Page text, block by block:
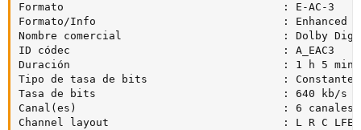
Formato                                  : E-AC-3
Formato/Info                             : Enhanced
Nombre comercial                         : Dolby
ID códec                                 : A_EAC3
Duración                                 : 1 h 5 min
Tipo de tasa de bits                     : Constante
Tasa de bits                             : 640 kb/s
Canal(es)                                : 6 canales
Channel layout                           : L R C LFE